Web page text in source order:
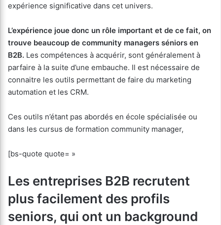
expérience significative dans cet univers.
L’expérience joue donc un rôle important et de ce fait, on
trouve beaucoup de community managers séniors en
B2B. Les compétences à acquérir, sont généralement à
parfaire à la suite d’une embauche. Il est nécessaire de
connaitre les outils permettant de faire du marketing
automation et les CRM.
Ces outils n’étant pas abordés en école spécialisée ou
dans les cursus de formation community manager,
[bs-quote quote= »
Les entreprises B2B recrutent
plus facilement des profils
seniors, qui ont un background